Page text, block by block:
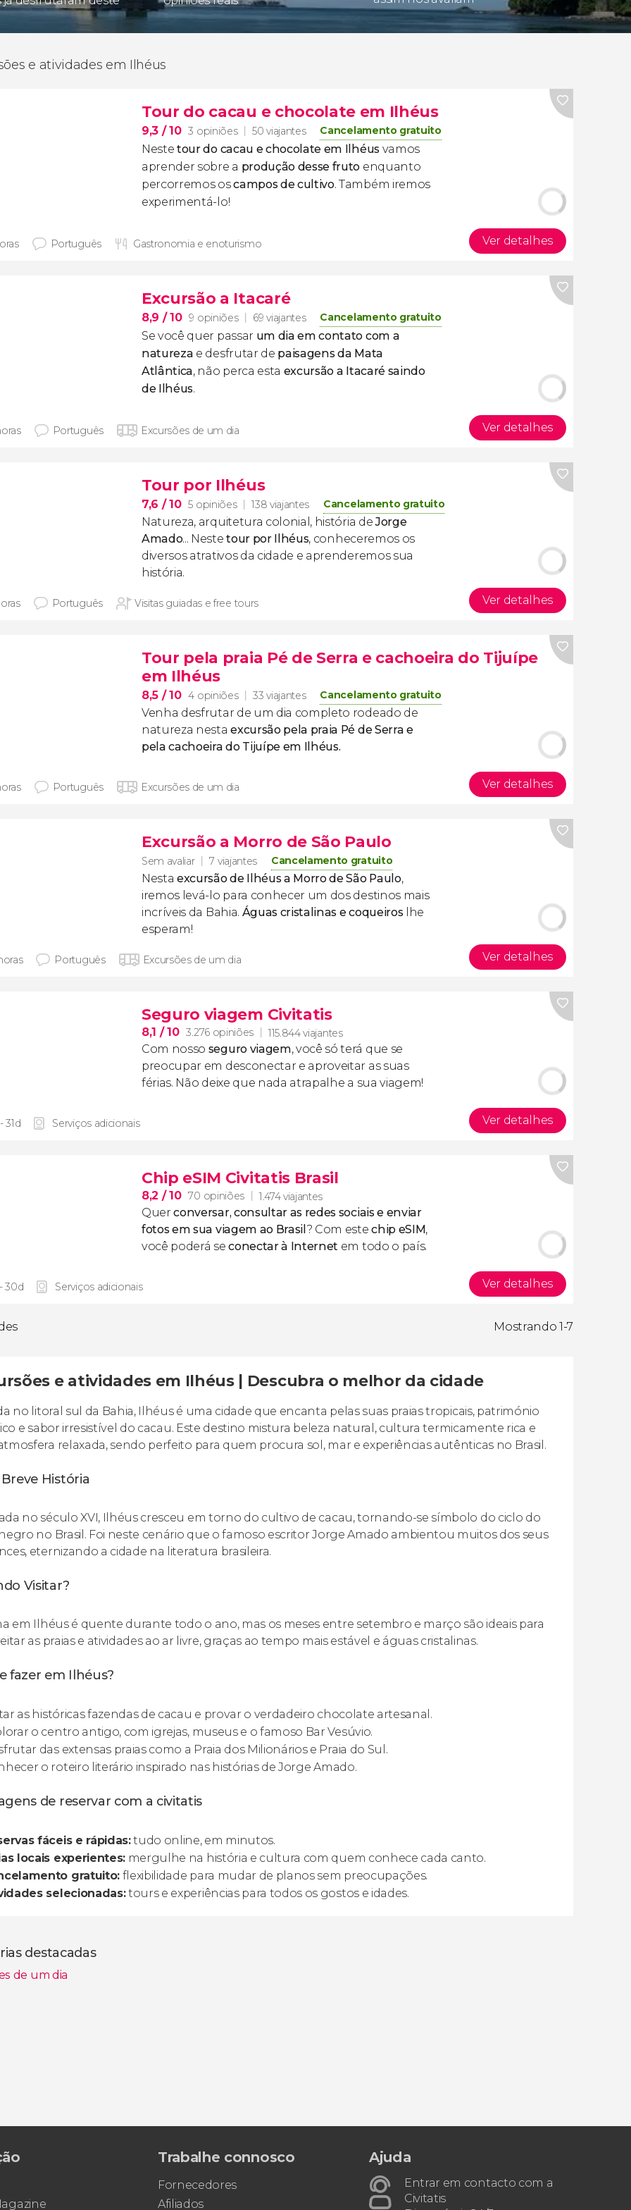
e atividades em Ilhéus
Tour do cacau e chocolate em Ilhéus
9,3 / 10 3 opiniões 50 viajantes Cancelamento gratuito
Nestetour do cacau e chocolate em Ilhéus vamos
aprender sobre a produção desse fruto enquanto
percorremos oscampos de cultivo. Também iremos
experimentá-lo!
Português Gastronomia e enoturismo Ver detalhes
Excursão a Itacaré
8,9 / 10 9 opiniões 69 viajantes Cancelamento gratuito
Se você quer passar um dia em contato com a
natureza e desfrutar de paisagens da Mata
Atlântica, não perca esta excursão a Itacaré saindo
de Ilhéus.
Português Excursões de um dia Ver detalhes
Tour por Ilhéus
7,6 / 10 5 opiniões 138 viajantes Cancelamento gratuito
Natureza, arquitetura colonial, história deJorge
Amado... Nestetour por Ilhéus, conheceremos os
diversos atrativos da cidade e aprenderemos sua
história.
Português Visitas guiadas e free tours Ver detalhes
Tour pela praia Pé de Serra e cachoeira do Tijuípe
em Ilhéus
8,5 / 10 4 opiniões 33 viajantes Cancelamento gratuito
Venha desfrutar de um dia completo rodeado de
natureza nestaexcursão pela praia Pé de Serra e
pela cachoeira do Tijuípe em Ilhéus.
Português Excursões de um dia Ver detalhes
Excursão a Morro de São Paulo
Sem avaliar 7 viajantes Cancelamento gratuito
Nesta excursão de Ilhéus a Morro de São Paulo,
iremos levá-lo para conhecer um dos destinos mais
incríveis da Bahia. Águas cristalinas e coqueiroslhe
esperam!
Português Excursões de um dia Ver detalhes
Seguro viagem Civitatis
8,1 / 10 3.276 opiniões 115.844 viajantes
Com nosso seguro viagem, você só terá que se
preocupar em desconectar e aproveitar as suas
férias. Não deixe que nada atrapalhe a sua viagem!
31d Serviços adicionais Ver detalhes
Chip eSIM Civitatis Brasil
8,2 / 10 70 opiniões 1.474 viajantes
Querconversar, consultar as redes sociais e enviar
fotos em sua viagem ao Brasil ? Com estechip eSIM,
você poderá seconectar à Internet em todo o país.
30d Serviços adicionais Ver detalhes
Mostrando 1-7
e atividades em Ilhéus | Descubra o melhor da cidade
no litoral sul da Bahia, Ilhéus é uma cidade que encanta pelas suas praias tropicais, património
e sabor irresistível do cacau. Este destino mistura beleza natural, cultura termicamente rica e
relaxada, sendo perfeito para quem procura sol, mar e experiências autênticas no Brasil.
História
no século XVI, Ilhéus cresceu em torno do cultivo de cacau, tornando-se símbolo do ciclo do
no Brasil. Foi neste cenário que o famoso escritor Jorge Amado ambientou muitos dos seus
eternizando a cidade na literatura brasileira.
Visitar?
em Ilhéus é quente durante todo o ano, mas os meses entre setembro e março são ideais para
as praias e atividades ao ar livre, graças ao tempo mais estável e águas cristalinas.
fazer em Ilhéus?
as históricas fazendas de cacau e provar o verdadeiro chocolate artesanal.
o centro antigo, com igrejas, museus e o famoso Bar Vesúvio.
das extensas praias como a Praia dos Milionários e Praia do Sul.
o roteiro literário inspirado nas histórias de Jorge Amado.
de reservar com a civitatis
fáceis e rápidas:tudo online, em minutos.
locais experientes: mergulhe na história e cultura com quem conhece cada canto.
gratuito:flexibilidade para mudar de planos sem preocupações.
selecionadas:tours e experiências para todos os gostos e idades.
destacadas
de um dia
Trabalhe connosco
Fornecedores
Afiliados
Ajuda
Entrar em contacto com a
Civitatis